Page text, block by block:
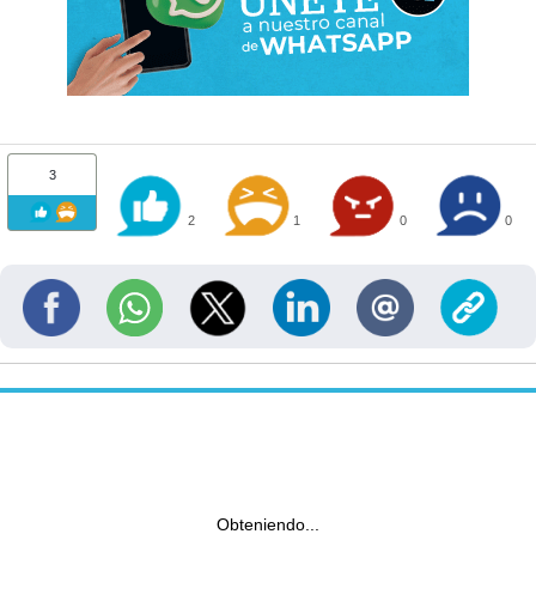
3
2 1 0 0
Obteniendo...